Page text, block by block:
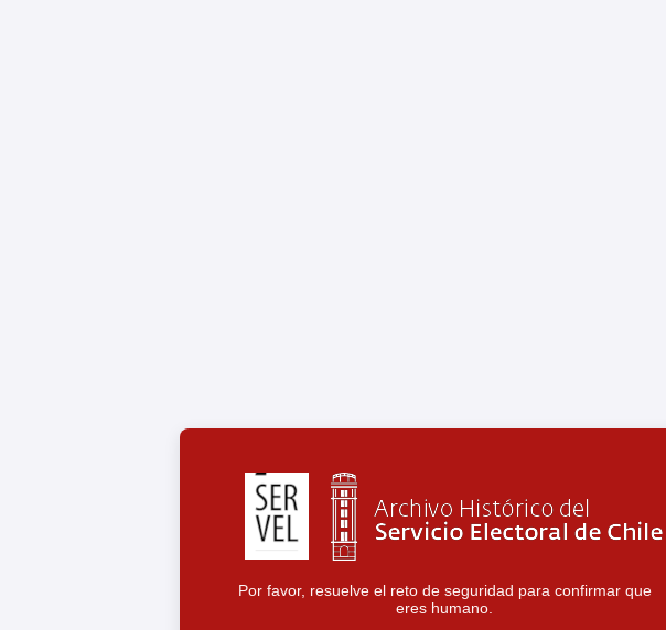
Por favor, resuelve el reto de seguridad para confirmar que
eres humano.